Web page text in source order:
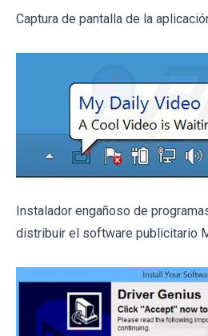
Captura de pantalla de la
Instalador engañoso de
distribuir el software publicitario